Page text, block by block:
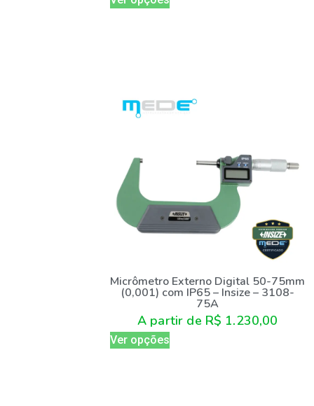
Micrômetro Externo Digital 50-75mm
(0,001) com IP65 – Insize – 3108-
75A
A partir de R$ 1.230,00
Ver opções